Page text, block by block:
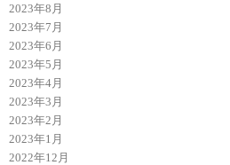
2023年8月
2023年7月
2023年6月
2023年5月
2023年4月
2023年3月
2023年2月
2023年1月
2022年12月